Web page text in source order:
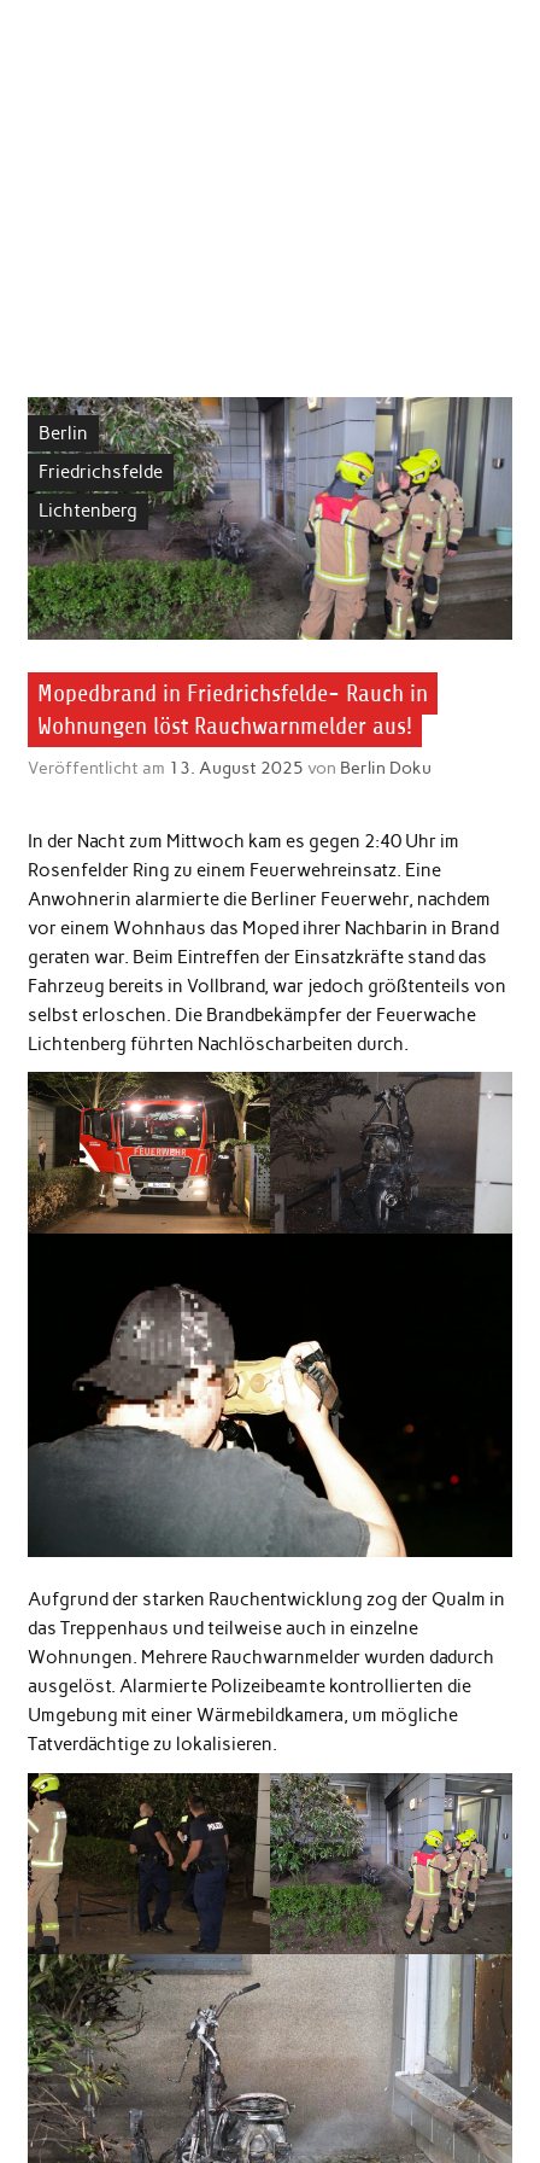
Berlin
Friedrichsfelde
Lichtenberg
Mopedbrand in Friedrichsfelde- Rauch in
Wohnungen löst Rauchwarnmelder aus!
Veröffentlicht am 13. August 2025 von Berlin Doku
In der Nacht zum Mittwoch kam es gegen 2:40 Uhr im
Rosenfelder Ring zu einem Feuerwehreinsatz. Eine
Anwohnerin alarmierte die Berliner Feuerwehr, nachdem
vor einem Wohnhaus das Moped ihrer Nachbarin in Brand
geraten war. Beim Eintreffen der Einsatzkräfte stand das
Fahrzeug bereits in Vollbrand, war jedoch größtenteils von
selbst erloschen. Die Brandbekämpfer der Feuerwache
Lichtenberg führten Nachlöscharbeiten durch.
Aufgrund der starken Rauchentwicklung zog der Qualm in
das Treppenhaus und teilweise auch in einzelne
Wohnungen. Mehrere Rauchwarnmelder wurden dadurch
ausgelöst. Alarmierte Polizeibeamte kontrollierten die
Umgebung mit einer Wärmebildkamera, um mögliche
Tatverdächtige zu lokalisieren.